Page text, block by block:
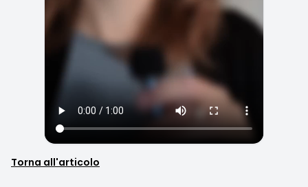
Torna all'articolo